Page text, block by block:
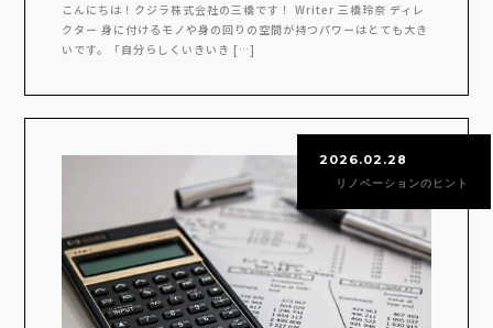
こんにちは！クジラ株式会社の三橋です！ Writer 三橋玲奈 ディレ
クター 身に付けるモノや身の回りの空間が持つパワーはとても大き
いです。「自分らしくいきいき […]
2026.02.28
リノベーションのヒント